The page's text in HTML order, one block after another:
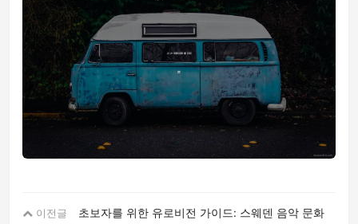
이전글
초보자를 위한 유로비전 가이드: 스웨덴 음악 문화